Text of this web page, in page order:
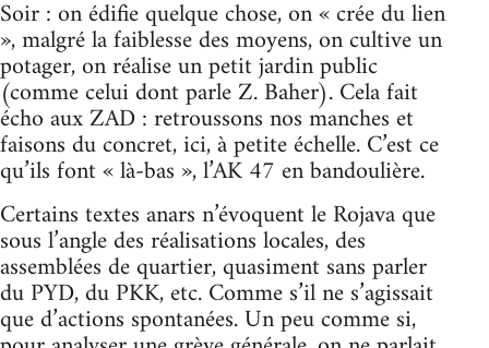
Soir : on édifie quelque chose, on « crée du lien
», malgré la faiblesse des moyens, on cultive un
potager, on réalise un petit jardin public
(comme celui dont parle Z. Baher). Cela fait
écho aux ZAD : retroussons nos manches et
faisons du concret, ici, à petite échelle. C’est ce
qu’ils font « là-bas », l’AK 47 en bandoulière.
Certains textes anars n’évoquent le Rojava que
sous l’angle des réalisations locales, des
assemblées de quartier, quasiment sans parler
du PYD, du PKK, etc. Comme s’il ne s’agissait
que d’actions spontanées. Un peu comme si,